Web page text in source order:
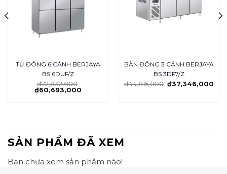
TỦ ĐÔNG 6 CÁNH BERJAYA
BS 6DUF/Z
₫72,832,000
₫60,693,000
BÀN ĐÔNG 3 CÁNH BERJAYA
BS 3DF7/Z
₫44,815,000 ₫37,346,000
SẢN PHẨM ĐÃ XEM
Bạn chưa xem sản phẩm nào!